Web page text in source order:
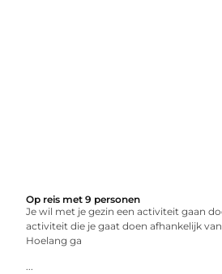
Op reis met 9 personen
Je wil met je gezin een activiteit gaan
activiteit die je gaat doen afhankelijk
Hoelang ga
...